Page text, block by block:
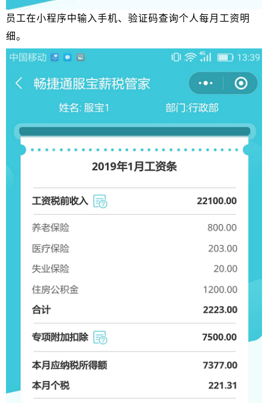
员工在小程序中输入手机、验证码查询个人每月工资明
细。